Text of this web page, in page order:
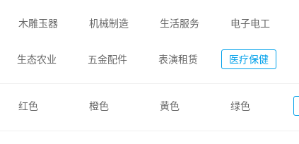
木雕玉器 机械制造 生活服务 电子电工
生态农业 五金配件 表演租赁 医疗保健
红色 橙色 黄色 绿色